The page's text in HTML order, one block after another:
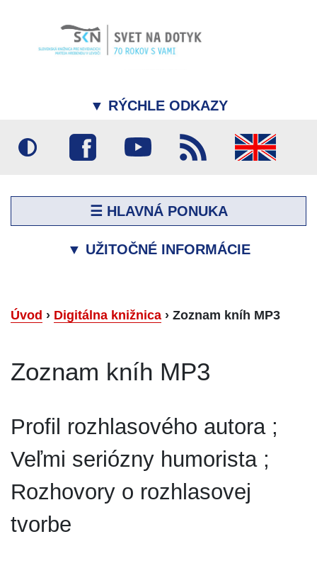
▼ RÝCHLE ODKAZY
☰ HLAVNÁ PONUKA
▼ UŽITOČNÉ INFORMÁCIE
Úvod › Digitálna knižnica › Zoznam kníh MP3
Zoznam kníh MP3
Profil rozhlasového autora ;
Veľmi seriózny humorista ;
Rozhovory o rozhlasovej
tvorbe